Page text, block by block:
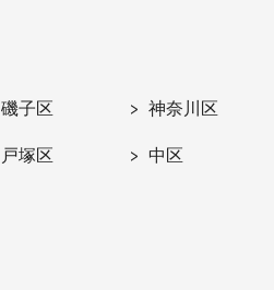
磯子区 神奈川区
戸塚区 中区